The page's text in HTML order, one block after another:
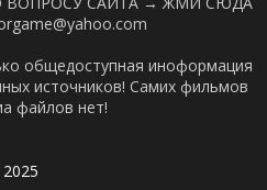
общедоступная иноформация
источников! Самих фильмов
файлов нет!
2025